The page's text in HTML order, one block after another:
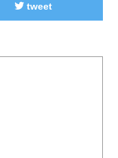
tweet